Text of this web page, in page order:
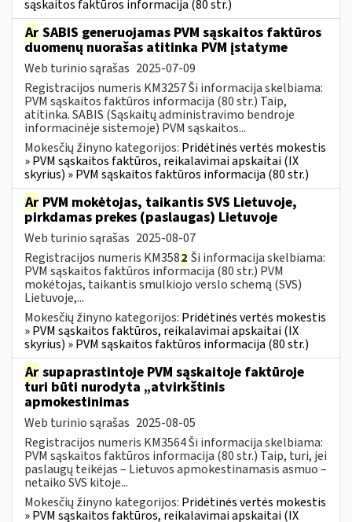
sąskaitos faktūros informacija (80 str.)
Ar SABIS generuojamas PVM sąskaitos faktūros
duomenų nuorašas atitinka PVM įstatyme
Web turinio sąrašas 2025-07-09
Registracijos numeris KM3257 Ši informacija skelbiama:
PVM sąskaitos faktūros informacija (80 str.) Taip,
atitinka. SABIS (Sąskaitų administravimo bendroje
informacinėje sistemoje) PVM sąskaitos...
Mokesčių žinyno kategorijos: Pridėtinės vertės mokestis
» PVM sąskaitos faktūros, reikalavimai apskaitai (IX
skyrius) » PVM sąskaitos faktūros informacija (80 str.)
Ar PVM mokėtojas, taikantis SVS Lietuvoje,
pirkdamas prekes (paslaugas) Lietuvoje
Web turinio sąrašas 2025-08-07
Registracijos numeris KM3582 Ši informacija skelbiama:
PVM sąskaitos faktūros informacija (80 str.) PVM
mokėtojas, taikantis smulkiojo verslo schemą (SVS)
Lietuvoje,...
Mokesčių žinyno kategorijos: Pridėtinės vertės mokestis
» PVM sąskaitos faktūros, reikalavimai apskaitai (IX
skyrius) » PVM sąskaitos faktūros informacija (80 str.)
Ar supaprastintoje PVM sąskaitoje faktūroje
turi būti nurodyta „atvirkštinis
apmokestinimas
Web turinio sąrašas 2025-08-05
Registracijos numeris KM3564 Ši informacija skelbiama:
PVM sąskaitos faktūros informacija (80 str.) Taip, turi, jei
paslaugų teikėjas – Lietuvos apmokestinamasis asmuo –
netaiko SVS kitoje...
Mokesčių žinyno kategorijos: Pridėtinės vertės mokestis
» PVM sąskaitos faktūros, reikalavimai apskaitai (IX